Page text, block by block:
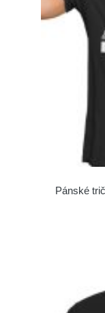
Pánské